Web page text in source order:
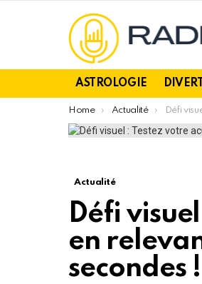
ASTROLOGIE
You are here:
Home Actualité Défi visuel : Testez
Actualité
Défi
en
secondes !